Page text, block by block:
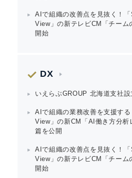
AIで組織の改善点を見抜く！
View」の新テレビCM「チーム
開始
DX
いえらぶGROUP 北海道支社設
AIで組織の業務改善を支援す
View」の新CM「AI働き方分析
篇を公開
AIで組織の改善点を見抜く！
View」の新テレビCM「チーム
開始